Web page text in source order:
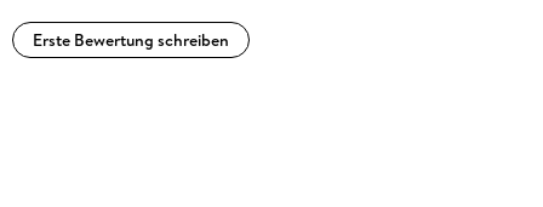
Erste Bewertung schreiben